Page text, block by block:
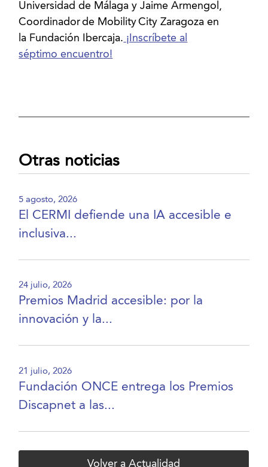
Universidad de Málaga y Jaime Armengol,
Coordinador de Mobility City Zaragoza en
la Fundación Ibercaja. ¡Inscríbete al
séptimo encuentro!
Otras noticias
5 agosto, 2026
El CERMI defiende una IA accesible e
inclusiva...
24 julio, 2026
Premios Madrid accesible: por la
innovación y la...
21 julio, 2026
Fundación ONCE entrega los Premios
Discapnet a las...
Volver a Actualidad